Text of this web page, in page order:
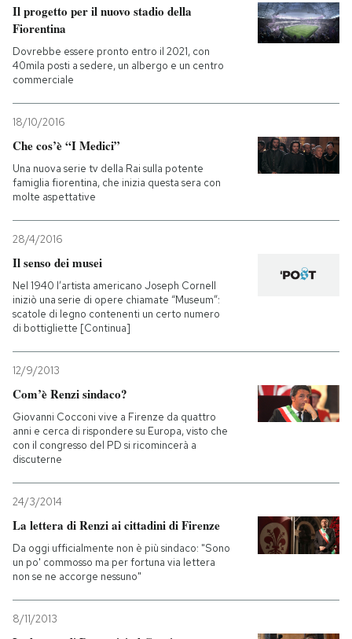
Il progetto per il nuovo stadio della
Fiorentina
Dovrebbe essere pronto entro il 2021, con
40mila posti a sedere, un albergo e un centro
commerciale
18/10/2016
Che cos’è “I Medici”
Una nuova serie tv della Rai sulla potente
famiglia fiorentina, che inizia questa sera con
molte aspettative
28/4/2016
Il senso dei musei
Nel 1940 l’artista americano Joseph Cornell
iniziò una serie di opere chiamate “Museum”:
scatole di legno contenenti un certo numero
di bottigliette [Continua]
12/9/2013
Com’è Renzi sindaco?
Giovanni Cocconi vive a Firenze da quattro
anni e cerca di rispondere su Europa, visto che
con il congresso del PD si ricomincerà a
discuterne
24/3/2014
La lettera di Renzi ai cittadini di Firenze
Da oggi ufficialmente non è più sindaco: "Sono
un po' commosso ma per fortuna via lettera
non se ne accorge nessuno"
8/11/2013